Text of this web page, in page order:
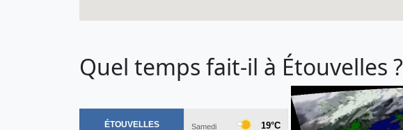
Quel temps fait-il à Étouvelles ?